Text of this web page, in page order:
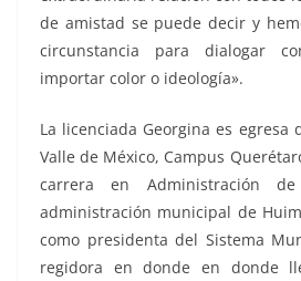
de amistad se puede decir y
circunstancia para dialogar
importar color o ideología».
La licenciada Georgina es egresa
Valle de México, Campus
carrera en Administración
administración municipal de
como presidenta del Sistema
regidora en donde en donde